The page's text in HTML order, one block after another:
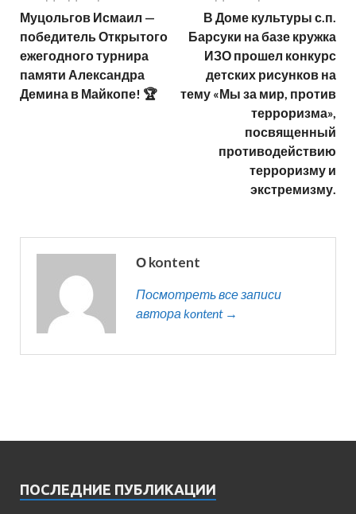
Муцольгов Исмаил —
победитель Открытого
ежегодного турнира
памяти Александра
Демина в Майкопе! 🏆
В Доме культуры с.п.
Барсуки на базе кружка
ИЗО прошел конкурс
детских рисунков на
тему «Мы за мир, против
терроризма»,
посвященный
противодействию
терроризму и
экстремизму.
О kontent
Посмотреть все записи
автора kontent →
ПОСЛЕДНИЕ ПУБЛИКАЦИИ